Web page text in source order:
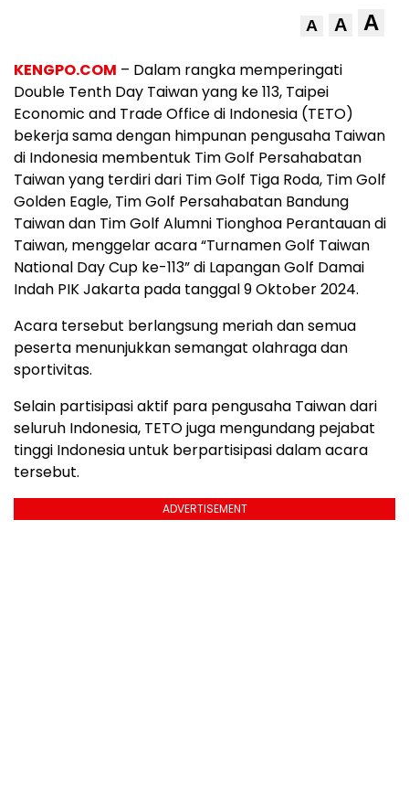
A A A
KENGPO.COM – Dalam rangka memperingati
Double Tenth Day Taiwan yang ke 113, Taipei
Economic and Trade Office di Indonesia (TETO)
bekerja sama dengan himpunan pengusaha Taiwan
di Indonesia membentuk Tim Golf Persahabatan
Taiwan yang terdiri dari Tim Golf Tiga Roda, Tim Golf
Golden Eagle, Tim Golf Persahabatan Bandung
Taiwan dan Tim Golf Alumni Tionghoa Perantauan di
Taiwan, menggelar acara “Turnamen Golf Taiwan
National Day Cup ke-113” di Lapangan Golf Damai
Indah PIK Jakarta pada tanggal 9 Oktober 2024.
Acara tersebut berlangsung meriah dan semua
peserta menunjukkan semangat olahraga dan
sportivitas.
Selain partisipasi aktif para pengusaha Taiwan dari
seluruh Indonesia, TETO juga mengundang pejabat
tinggi Indonesia untuk berpartisipasi dalam acara
tersebut.
ADVERTISEMENT